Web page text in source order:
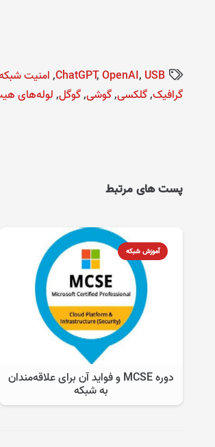
ChatGPT,OpenAI, USB
,امنیت
گرافیک,گلکسی,گوشی‌,گوگل,لوله‌های
پست های مرتبط
آموزش شبکه
دوره MCSE و فواید آن برای علاقه‌مندان
به شبکه